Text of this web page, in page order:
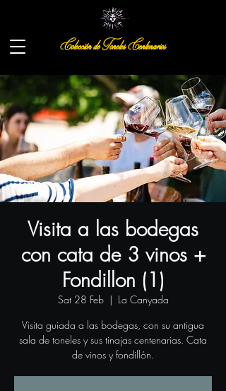
Colección de Toneles Centenarios
Visita a las bodegas
con cata de 3 vinos +
Fondillon (1)
Sat 28 Feb
  |
La Canyada
Visita guiada a las bodegas, con su antigua
sala de toneles y sus tinajas centenarias. Cata
de vinos y fondillón.